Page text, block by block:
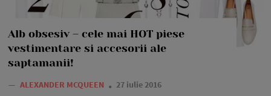
Alb obsesiv – cele mai HOT piese
vestimentare si accesorii ale
saptamanii!
— ALEXANDER MCQUEEN 27 iulie 2016